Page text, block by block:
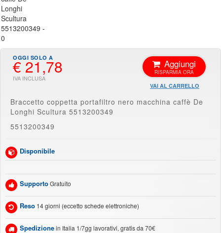
€ 21,78 Aggiungi
VAI AL CARRELLO
Braccetto coppetta portafiltro nero macchina caffè De
Longhi Scultura 5513200349
5513200349
Disponibile
SupportoGratuito
Reso 14 giorni (eccetto schede elettroniche)
Spedizionein Italia 1/7gg lavorativi, gratis da 70€